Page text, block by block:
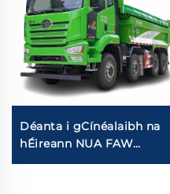
Déanta i gCínéalaibh na
hÉireann NUA FAW
Jiefang New J6p